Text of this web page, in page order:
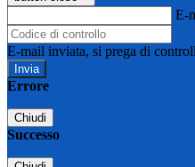
E-
E-mail inviata, si prega di
Errore
Chiudi
Successo